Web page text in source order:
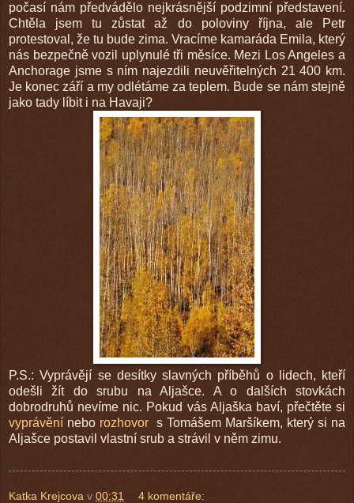
počasí nám předvádělo nejkrásnější podzimní představení.
Chtěla jsem tu zůstat až do poloviny října, ale Petr
protestoval, že tu bude zima. Vracíme kamaráda Emila, který
nás bezpečně vozil uplynulé tři měsíce. Mezi Los Angeles a
Anchorage jsme s ním najezdili neuvěřitelných 21 400 km.
Je konec září a my odlétáme za teplem. Bude se nám stejně
jako tady líbit i na Havaji?
P.S.: Vyprávějí se desítky slavných příběhů o lidech, kteří
odešli žít do srubu na Aljašce. A o dalších stovkách
dobrodruhů nevíme nic. Pokud vás Aljaška baví, přečtěte si
vyprávění nebo rozhovor s Tomášem Maršíkem, který si na
Aljašce postavil vlastní srub a strávil v něm zimu.
Katka Krejcova v 00:31 4 komentáře: